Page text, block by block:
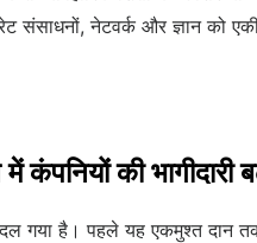
संसाधनों, नेटवर्क और ज्ञान को
की भागीदारी
गया है। पहले यह एकमुश्त दान